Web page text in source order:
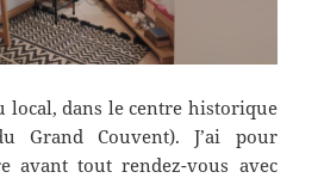
local, dans le centre historique
Grand Couvent). J’ai pour
avant tout rendez-vous avec